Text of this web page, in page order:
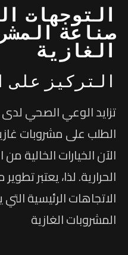
التوجهات
صناعة
الغازية
التركيز على
تزايد الوعي الصحي
الطلب على مشروبات
الآن الخيارات الخالية
الحرارية. لذا، يعتبر
الاتجاهات الرئيسية
المشروبات الغازية